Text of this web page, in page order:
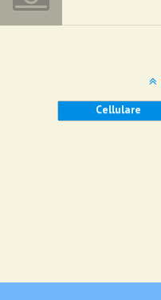
Cellulare